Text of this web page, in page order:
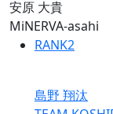
安原 大貴
MiNERVA-asahi
RANK2
島野 翔汰